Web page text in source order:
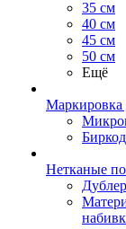
35 см
40 см
45 см
50 см
Ещё
Нетканые